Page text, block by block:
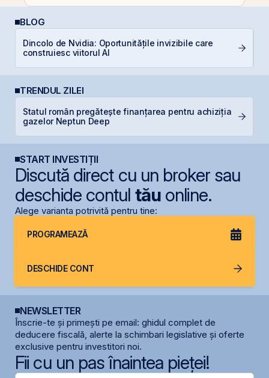
BLOG
Dincolo de Nvidia: Oportunitățile invizibile care
construiesc viitorul AI
TRENDUL ZILEI
Statul român pregătește finanțarea pentru achiziția
gazelor Neptun Deep
START INVESTIȚII
Discută direct cu un broker sau
deschide contul tăuonline.
Alege varianta potrivită pentru tine:
PROGRAMEAZĂ
DESCHIDE CONT
NEWSLETTER
Înscrie-te și primești pe email: ghidul complet de
deducere fiscală, alerte la schimbari legislative și oferte
exclusive pentru investitori noi.
Fii cu un pas înaintea pieței!